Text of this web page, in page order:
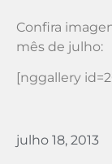
Confira
mês de julho:
[nggallery
julho 18, 2013